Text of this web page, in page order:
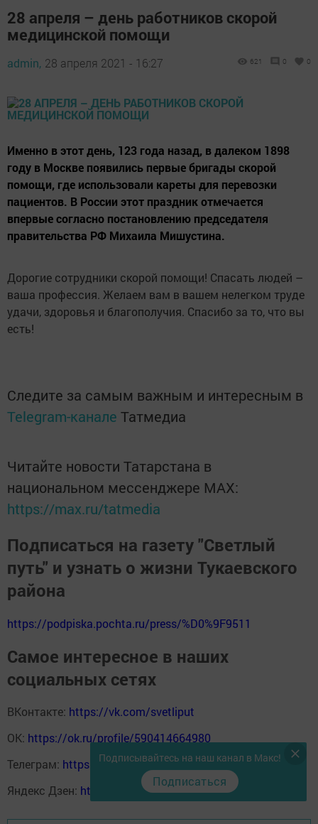
28 апреля – день работников скорой
медицинской помощи
admin, 28 апреля 2021 - 16:27 621 0 0
Именно в этот день, 123 года назад, в далеком 1898
году в Москве появились первые бригады скорой
помощи, где использовали кареты для перевозки
пациентов. В России этот праздник отмечается
впервые согласно постановлению председателя
правительства РФ Михаила Мишустина.
Дорогие сотрудники скорой помощи! Спасать людей –
ваша профессия. Желаем вам в вашем нелегком труде
удачи, здоровья и благополучия. Спасибо за то, что вы
есть!
Следите за самым важным и интересным в
Telegram-канале Татмедиа
Читайте новости Татарстана в
национальном мессенджере MАХ:
https://max.ru/tatmedia
Подписаться на газету "Светлый
путь" и узнать о жизни Тукаевского
района
https://podpiska.pochta.ru/press/%D0%9F9511
Самое интересное в наших
социальных сетях
ВКонтакте: https://vk.com/svetliput
ОК: https://ok.ru/profile/590414664980
Телеграм: https://t.me/yakti_ul
Яндекс Дзен: https://dzen.ru/svetliput
Подписывайтесь на наш канал в Макс!
Подписаться